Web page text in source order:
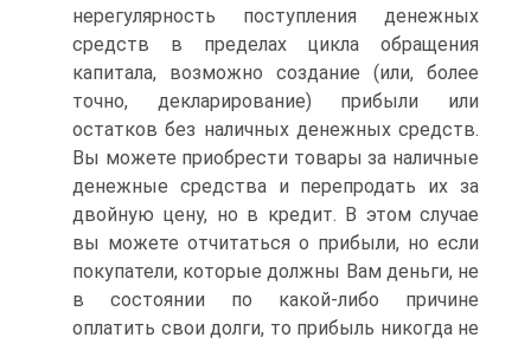
нерегулярность поступления денежных
средств в пределах цикла обращения
капитала, возможно создание (или, более
точно, декларирование) прибыли или
остатков без наличных денежных средств.
Вы можете приобрести товары за наличные
денежные средства и перепродать их за
двойную цену, но в кредит. В этом случае
вы можете отчитаться о прибыли, но если
покупатели, которые должны Вам деньги, не
в состоянии по какой-либо причине
оплатить свои долги, то прибыль никогда не